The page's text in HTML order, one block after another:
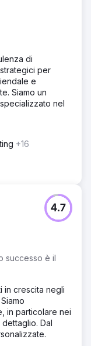
di
per
e
Siamo un
nel
+16
successo è il
4.7
in crescita negli
in particolare nei
Dal